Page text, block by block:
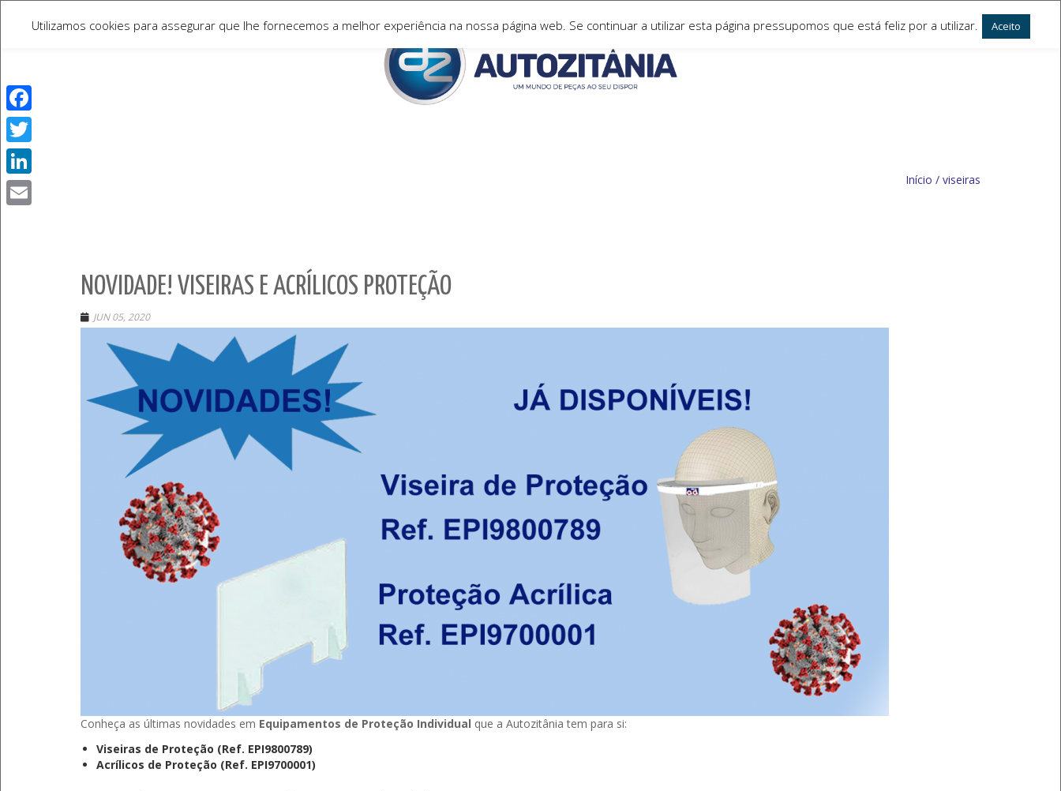
Início / viseiras
NOVIDADE! VISEIRAS E ACRÍLICOS PROTEÇÃO
JUN 05, 2020
Conheça as últimas novidades em Equipamentos de Proteção Individual que a Autozitânia tem para si:
Viseiras de Proteção (Ref. EPI9800789)
Acrílicos de Proteção (Ref. EPI9700001)
Facebook
Twitter
LinkedIn
Utilizamos cookies para assegurar que lhe fornecemos a melhor experiência na nossa página web. Se continuar a utilizar esta página pressupomos que está feliz por a utilizar. Aceito